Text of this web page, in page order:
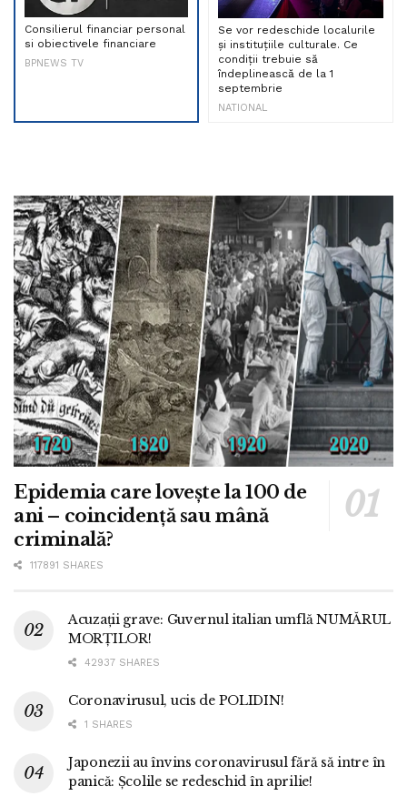
Consilierul financiar personal
si obiectivele financiare
BPNEWS TV
Se vor redeschide localurile
și instituțiile culturale. Ce
condiții trebuie să
îndeplinească de la 1
septembrie
NATIONAL
Epidemia care lovește la 100 de
ani – coincidență sau mână
criminală?
117891 SHARES
Acuzații grave: Guvernul italian umflă NUMĂRUL
MORȚILOR!
42937 SHARES
Coronavirusul, ucis de POLIDIN!
1 SHARES
Japonezii au învins coronavirusul fără să intre în
panică: Școlile se redeschid în aprilie!